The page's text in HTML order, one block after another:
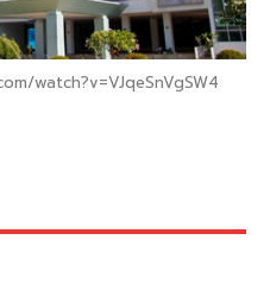
watch?v=VJqeSnVgSW4